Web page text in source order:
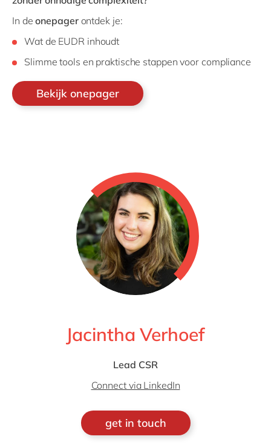
In deonepagerontdek je:
Wat de EUDR inhoudt
Slimme tools en praktische stappen voor compliance
Bekijk onepager
Jacintha Verhoef
Lead CSR
Connect via LinkedIn
get in touch